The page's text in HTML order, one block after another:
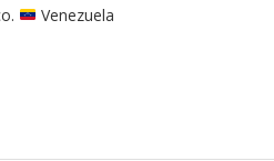
Venezuela